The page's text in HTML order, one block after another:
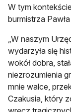
W tym
burmistrza
„W naszym
wydarzyła się
wokół dobra,
niezrozumienia
mnie walce,
Czakusia, który